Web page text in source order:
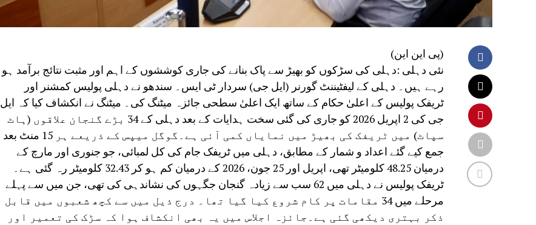
(پی این این)
نئی دہلی :دہلی کی سڑکوں کو بھیڑ سے پاک بنانے کی جاری کوششوں کے اہم اور مثبت نتائج برآمد ہو
رہے ہیں۔ دہلی کے لیفٹیننٹ گورنر (ایل جی) سردار ٹی ایس۔ سندھو نے دہلی پولیس کمشنر اور
ٹریفک پولیس کے اعلیٰ حکام کے ساتھ ایک اعلیٰ سطحی جائزہ میٹنگ کی۔ میٹنگ نے انکشاف کیا کہ ایل
جی کی 2 اپریل 2026 کو جاری کی گئی سخت ہدایات کے بعد دہلی کے 34 بڑے گنجان علاقوں (ہاٹ
سپاٹ) میں ٹریفک کی بھیڑ میں نمایاں کمی آئی ہے۔گوگل میپس کے ذریعے ہر 15 منٹ بعد
جمع کیے گئے اعداد و شمار کے مطابق، دہلی میں ٹریفک جام کی کل لمبائی، جو جنوری اور مارچ کے
درمیان 48.25 کلومیٹر تھی، اپریل اور 25 جون، 2026 کے درمیان کم ہو کر 32.43 کلومیٹر رہ گئی ہے۔
ٹریفک پولیس نے دہلی میں 62 سب سے زیادہ گنجان جگہوں کی نشاندہی کی تھی، جن میں سے پہلے
مرحلے میں 34 مقامات پر کام شروع کیا گیا تھا۔ درج ذیل میں سے کچھ شعبوں میں قابل
ذکر بہتری دیکھی گئی ہے۔جائزہ اجلاس میں یہ بھی انکشاف ہوا کہ سڑک کی تعمیر اور